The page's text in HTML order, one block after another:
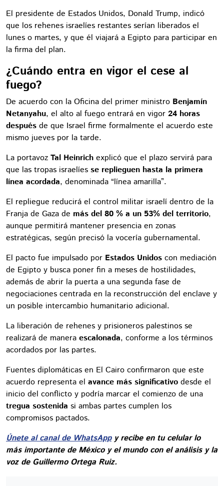
El presidente de Estados Unidos, Donald Trump, indicó
que los rehenes israelíes restantes serían liberados el
lunes o martes, y que él viajará a Egipto para participar en
la firma del plan.
¿Cuándo entra en vigor el cese al
fuego?
De acuerdo con la Oficina del primer ministro Benjamín
Netanyahu, el alto al fuego entrará en vigor 24 horas
después de que Israel firme formalmente el acuerdo este
mismo jueves por la tarde.
La portavoz Tal Heinrich explicó que el plazo servirá para
que las tropas israelíes se replieguen hasta la primera
línea acordada, denominada “línea amarilla”.
El repliegue reducirá el control militar israelí dentro de la
Franja de Gaza de más del 80 % a un 53% del territorio,
aunque permitirá mantener presencia en zonas
estratégicas, según precisó la vocería gubernamental.
El pacto fue impulsado por Estados Unidos con mediación
de Egipto y busca poner fin a meses de hostilidades,
además de abrir la puerta a una segunda fase de
negociaciones centrada en la reconstrucción del enclave y
un posible intercambio humanitario adicional.
La liberación de rehenes y prisioneros palestinos se
realizará de manera escalonada, conforme a los términos
acordados por las partes.
Fuentes diplomáticas en El Cairo confirmaron que este
acuerdo representa el avance más significativo desde el
inicio del conflicto y podría marcar el comienzo de una
tregua sostenida si ambas partes cumplen los
compromisos pactados.
Únete al canal de WhatsAppy recibe en tu celular lo
más importante de México y el mundo con el análisis y la
voz de Guillermo Ortega Ruiz.